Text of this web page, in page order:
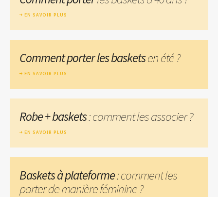
EN SAVOIR PLUS
Comment porter les basketsen été ?
EN SAVOIR PLUS
Robe + baskets: comment les associer ?
EN SAVOIR PLUS
Baskets à plateforme: comment les
porter de manière féminine ?